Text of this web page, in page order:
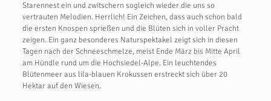
Starennest ein und zwitschern sogleich wieder die uns so
vertrauten Melodien. Herrlich! Ein Zeichen, dass auch schon bald
die ersten Knospen sprießen und die Blüten sich in voller Pracht
zeigen. Ein ganz besonderes Naturspektakel zeigt sich in diesen
Tagen nach der Schneeschmelze, meist Ende März bis Mitte April
am Hündle rund um die Hochsiedel-Alpe. Ein leuchtendes
Blütenmeer aus lila-blauen Krokussen erstreckt sich über 20
Hektar auf den Wiesen.